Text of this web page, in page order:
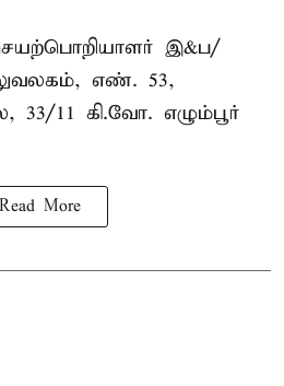
இ&ப/
எண். 53,
33/11 கி.வோ. எழும்பூர்
Read More